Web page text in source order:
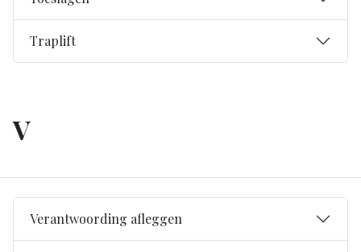
Traplift
V
Verantwoording afleggen